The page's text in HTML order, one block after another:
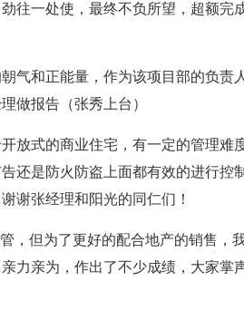
往一处使，最终不负所望，超额完
气和正能量，作为该项目部的负责
做报告（张秀上台）
放式的商业住宅，有一定的管理难
还是防火防盗上面都有效的进行控
谢张经理和阳光的同仁们！
，但为了更好的配合地产的销售，
力亲为，作出了不少成绩，大家掌